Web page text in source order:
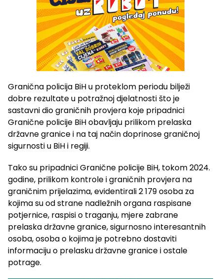
Granična policija BiH u proteklom periodu bilježi
dobre rezultate u potražnoj djelatnosti što je
sastavni dio graničnih provjera koje pripadnici
Granične policije BiH obavljaju prilikom prelaska
državne granice i na taj način doprinose graničnoj
sigurnosti u BiH i regiji.
Tako su pripadnici Granične policije BiH, tokom 2024.
godine, prilikom kontrole i graničnih provjera na
graničnim prijelazima, evidentirali 2 179 osoba za
kojima su od strane nadležnih organa raspisane
potjernice, raspisi o traganju, mjere zabrane
prelaska državne granice, sigurnosno interesantnih
osoba, osoba o kojima je potrebno dostaviti
informaciju o prelasku državne granice i ostale
potrage.